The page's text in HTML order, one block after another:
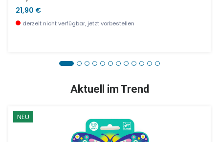
21,90 €
derzeit nicht verfügbar, jetzt vorbestellen
Aktuell im Trend
NEU